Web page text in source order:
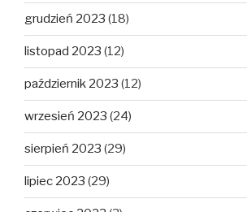
grudzień 2023 (18)
listopad 2023 (12)
październik 2023 (12)
wrzesień 2023 (24)
sierpień 2023 (29)
lipiec 2023 (29)